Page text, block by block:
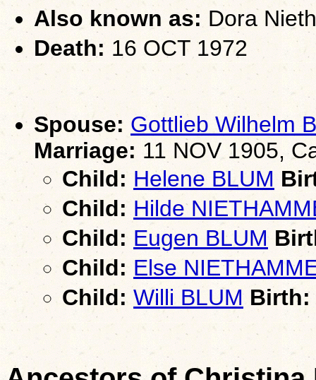
Also known as: Dora
Death: 16 OCT 1972
Spouse: Gottlieb Wilhelm
Marriage: 11 NOV 1905,
Child: Helene BLUM
Child: Hilde
Child: Eugen BLUM
Child: Else
Child: Willi BLUMBirth: